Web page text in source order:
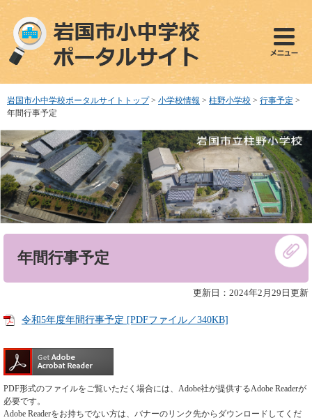
ペ
で
す
メ
ば
し
本
文
へ
岩国市小中学校ポータルサイトトップ > 小学校情報 > 柱野小学校 > 行事予定 >
年間行事予定
年間行事予定
更新日：2024年2月29日更新
令和5年度年間行事予定 [PDFファイル／340KB]
PDF形式のファイルをご覧いただく場合には、Adobe社が提供するAdobe Readerが
必要です。
Adobe Readerをお持ちでない方は、バナーのリンク先からダウンロードしてくだ